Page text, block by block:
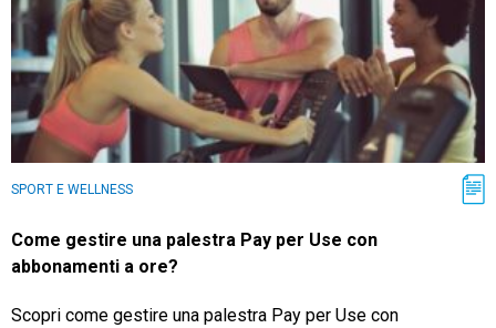
SPORT E WELLNESS
Come gestire una palestra Pay per Use con
abbonamenti a ore?
Scopri come gestire una palestra Pay per Use con